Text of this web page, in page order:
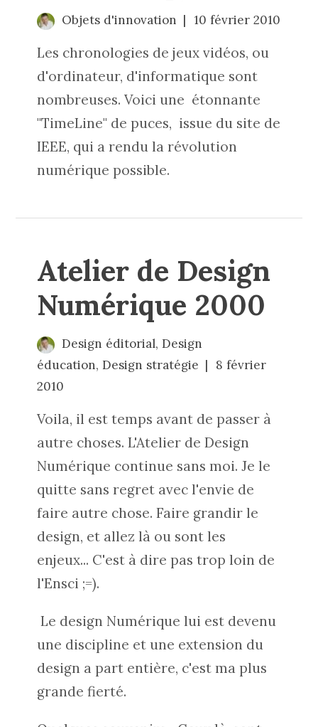
Objets d'innovation 10 février 2010
Les chronologies de jeux vidéos, ou
d'ordinateur, d'informatique sont
nombreuses. Voici une étonnante
"TimeLine" de puces, issue du site de
IEEE, qui a rendu la révolution
numérique possible.
Atelier de Design
Numérique 2000
Design éditorial, Design
éducation,Design stratégie
8 février
2010
Voila, il est temps avant de passer à
autre choses. L'Atelier de Design
Numérique continue sans moi. Je le
quitte sans regret avec l'envie de
faire autre chose. Faire grandir le
design, et allez là ou sont les
enjeux... C'est à dire pas trop loin de
l'Ensci ;=).
Le design Numérique lui est devenu
une discipline et une extension du
design a part entière, c'est ma plus
grande fierté.